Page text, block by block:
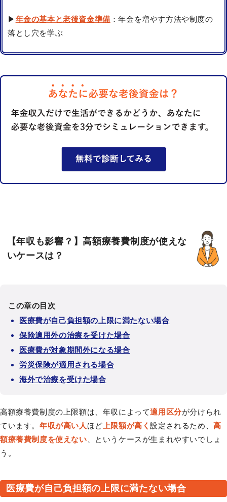
▶ 年金の基本と老後資金準備 ：年金を増やす方法や制度の
落とし穴を学ぶ
【年収も影響？】高額療養費制度が使えな
いケースは？
この章の目次
医療費が自己負担額の上限に満たない場合
保険適用外の治療を受けた場合
医療費が対象期間外になる場合
労災保険が適用される場合
海外で治療を受けた場合
高額療養費制度の上限額は、年収によって適用区分が分けられ
ています。 年収が高い人ほど 上限額が高く設定されるため、高
額療養費制度を使えない 、というケースが生まれやすいでしょ
う。
医療費が自己負担額の上限に満たない場合